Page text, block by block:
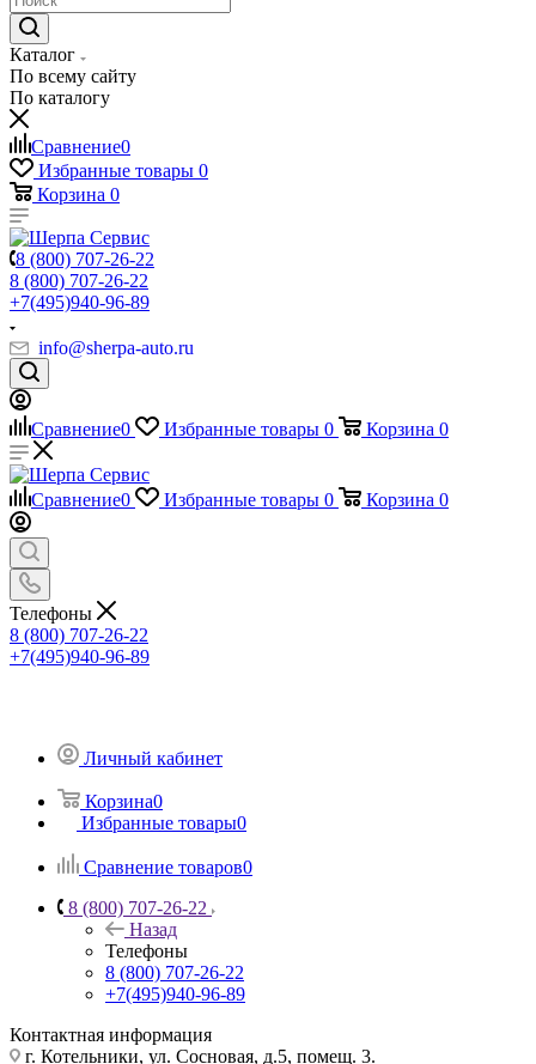
Каталог
По всему сайту
По каталогу
Сравнение0
Избранные товары 0
Корзина 0
8 (800) 707-26-22
8 (800) 707-26-22
+7(495)940-96-89
info@sherpa-auto.ru
Сравнение0 Избранные товары 0 Корзина 0
Сравнение0 Избранные товары 0 Корзина 0
Телефоны
8 (800) 707-26-22
+7(495)940-96-89
Личный кабинет
Корзина0
Избранные товары0
Сравнение товаров0
8 (800) 707-26-22
Назад
Телефоны
8 (800) 707-26-22
+7(495)940-96-89
Контактная информация
г. Котельники, ул. Сосновая, д.5, помещ. 3.